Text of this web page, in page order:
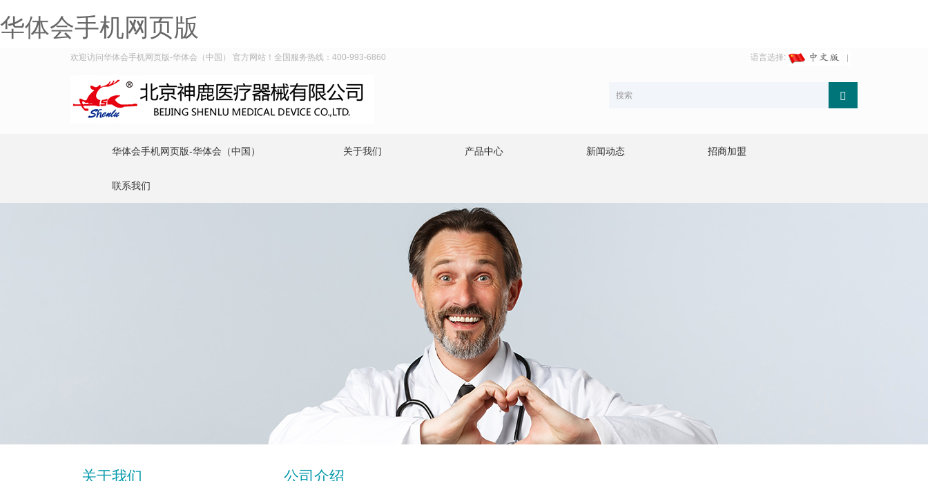
华体会手机网页版
欢迎访问华体会手机网页版-华体会（中国） 官方网站！全国服务热线：400-993-6860 语言选择:
华体会手机网页版-华体会（中国） 关于我们 产品中心 新闻动态 招商加盟
联系我们
公司介绍
关于我们